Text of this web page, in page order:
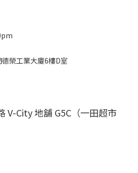
榮工業大廈6樓D室
V-City 地舖 G5C（一田超市